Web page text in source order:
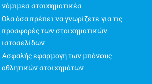
νόμιμεσ στοιχηματικέσ
Όλα όσα πρέπει να γνωρίζετε για τις
προσφορές των στοιχηματικών
ιστοσελίδων
Ασφαλής εφαρμογή των μπόνους
αθλητικών στοιχημάτων